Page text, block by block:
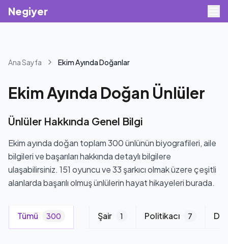
Negiyer
Ana Sayfa EkimAyında Doğanlar
EkimAyında Doğan Ünlüler
Ünlüler Hakkında Genel Bilgi
Ekim ayında doğan toplam 300 ünlünün biyografileri, aile
bilgileri ve başarıları hakkında detaylı bilgilere
ulaşabilirsiniz. 151 oyuncu ve 33 şarkıcı olmak üzere çeşitli
alanlarda başarılı olmuş ünlülerin hayat hikayeleri burada.
Tümü 300
Futbolcu Şair 1 Politikacı 7 DJ